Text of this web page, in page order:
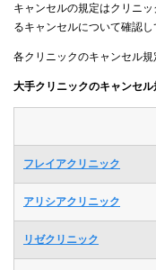
キャンセルの規定はクリニ
るキャンセルについて確認し
各クリニックのキャンセル規
大手クリニックのキャンセル
フレイアクリニック
アリシアクリニック
リゼクリニック